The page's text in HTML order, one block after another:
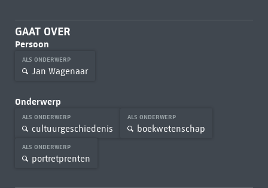
GAAT OVER
Persoon
ALS ONDERWERP
Jan Wagenaar
Onderwerp
ALS ONDERWERP
cultuurgeschiedenis
ALS ONDERWERP
boekwetenschap
ALS ONDERWERP
portretprenten